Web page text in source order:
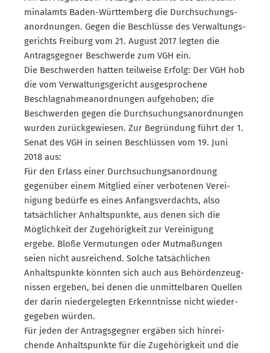
mi­nalamts Baden-Württemberg die Durch­su­chungs­
an­ord­nungen. Gegen die Beschlüsse des Verwal­tungs­
ge­richts Freiburg vom 21. August 2017 legten die
Antrags­gegner Beschwerde zum VGH ein.
Die Beschwerden hatten teilweise Erfolg: Der VGH hob
die vom Verwal­tungs­ge­richt ausge­spro­chene
Beschlag­nah­me­an­ord­nungen aufge­hoben; die
Beschwerden gegen die Durch­su­chungs­an­ord­nungen
wurden zurück­ge­wiesen. Zur Begründung führt der 1.
Senat des VGH in seinen Beschlüssen vom 19. Juni
2018 aus:
Für den Erlass einer Durch­su­chungs­an­ordnung
gegenüber einem Mitglied einer verbo­tenen Verei­
nigung bedürfe es eines Anfangs­ver­dachts, also
tatsäch­licher Anhalts­punkte, aus denen sich die
Möglichkeit der Zugehö­rigkeit zur Verei­nigung
ergebe. Bloße Vermu­tungen oder Mutma­ßungen
seien nicht ausrei­chend. Solche tatsäch­lichen
Anhalts­punkte könnten sich auch aus Behör­den­zeug­
nissen ergeben, bei denen die unmit­tel­baren Quellen
der darin nieder­ge­legten Erkennt­nisse nicht wieder­
ge­geben würden.
Für jeden der Antrags­gegner ergäben sich hinrei­
chende Anhalts­punkte für die Zugehö­rigkeit und die